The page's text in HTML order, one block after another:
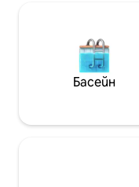
Басейн